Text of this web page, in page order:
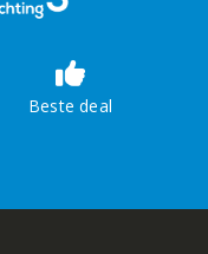
Beste deal